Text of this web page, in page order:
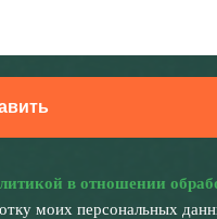
в отношении
моих персональных